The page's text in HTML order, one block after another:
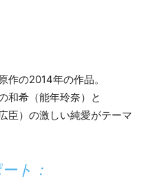
作の2014年の作品。
和希（能年玲奈）と
臣）の激しい純愛がテーマ
ト：